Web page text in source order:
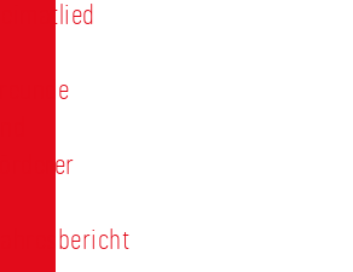
Heimatlied
Freunde
Förderer
Jahresbericht